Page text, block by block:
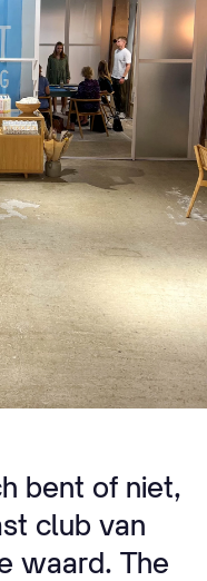
bent of niet,
club van
waard. The